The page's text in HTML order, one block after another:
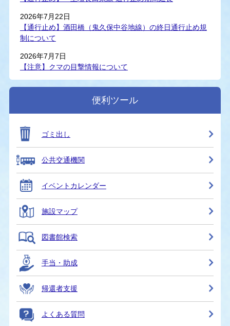
2026年7月22日
【通行止め】酒田橋（鬼久保中谷地線）の終日通行止め規
制について
2026年7月7日
【注意】クマの目撃情報について
便利ツール
ゴミ出し
公共交通機関
イベントカレンダー
施設マップ
図書館検索
手当・助成
帰還者支援
よくある質問